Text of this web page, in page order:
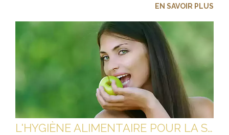
EN SAVOIR PLUS
L'HYGIÈNE ALIMENTAIRE POUR LA SANTÉ DES DENTS